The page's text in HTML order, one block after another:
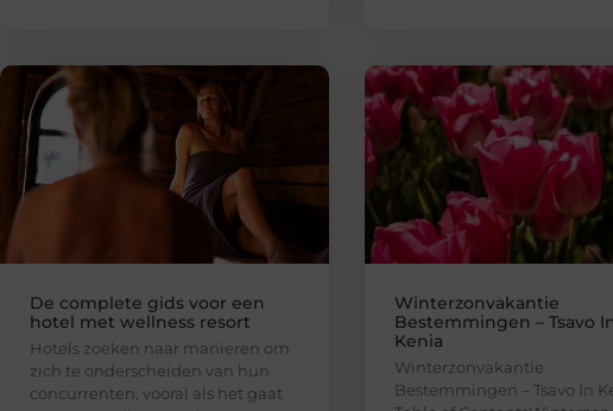
De complete gids voor een
hotel met wellness resort
Hotels zoeken naar manieren om
zich te onderscheiden van hun
concurrenten, vooral als het gaat
Winterzonvakantie
Bestemmingen – Tsavo
Kenia
Winterzonvakantie
Bestemmingen – Tsavo In